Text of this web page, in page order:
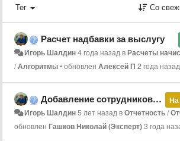
Тег Со
Расчет надбавки за выслугу
Игорь Шалдин4 года назадвРасчеты
/Алгоритмы•обновлен Алексей П 2 года назад
На
Добавление сотрудников в Приложение 1 6-НДФЛ
Игорь Шалдин5 лет назадвОтчетность/
обновлен Гашков Николай (Эксперт)3 года